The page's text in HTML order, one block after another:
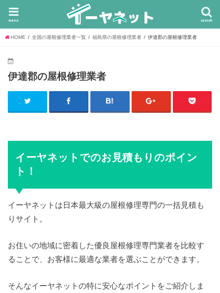
search
menu
HOME 全国の屋根修理業者一覧 福島県の屋根修理業者 伊達郡の屋根修理業者
伊達郡の屋根修理業者
イーヤネットでのお見積もりのポイン
ト！
イーヤネットは日本最大級の屋根修理専門の一括見積も
りサイト。
お住いの地域に密着した優良屋根修理専門業者を比較す
ることで、お客様に最適な業者を選ぶことができます。
そんなイーヤネットの特に安心なポイントをご紹介しま